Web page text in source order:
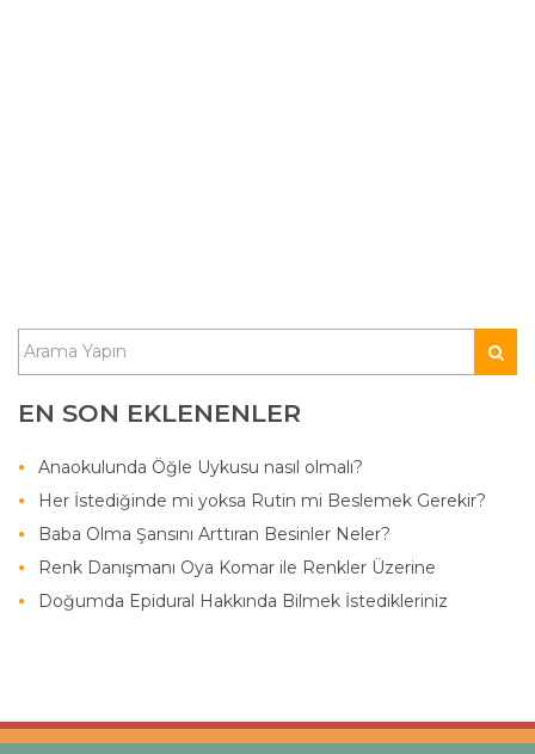
EN SON EKLENENLER
Anaokulunda Öğle Uykusu nasıl olmalı?
Her İstediğinde mi yoksa Rutin mi Beslemek Gerekir?
Baba Olma Şansını Arttıran Besinler Neler?
Renk Danışmanı Oya Komar ile Renkler Üzerine
Doğumda Epidural Hakkında Bilmek İstedikleriniz